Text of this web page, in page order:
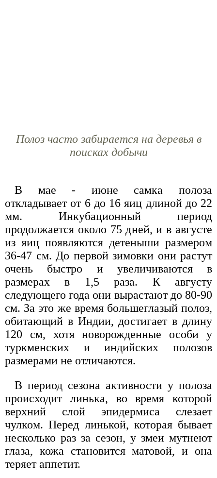
Полоз часто забирается на деревья в
поисках добычи
В мае - июне самка полоза
откладывает от 6 до 16 яиц длиной до 22
мм. Инкубационный период
продолжается около 75 дней, и в августе
из яиц появляются детеныши размером
36-47 см. До первой зимовки они растут
очень быстро и увеличиваются в
размерах в 1,5 раза. К августу
следующего года они вырастают до 80-90
см. За это же время большеглазый полоз,
обитающий в Индии, достигает в длину
120 см, хотя новорожденные особи у
туркменских и индийских полозов
размерами не отличаются.
В период сезона активности у полоза
происходит линька, во время которой
верхний слой эпидермиса слезает
чулком. Перед линькой, которая бывает
несколько раз за сезон, у змеи мутнеют
глаза, кожа становится матовой, и она
теряет аппетит.